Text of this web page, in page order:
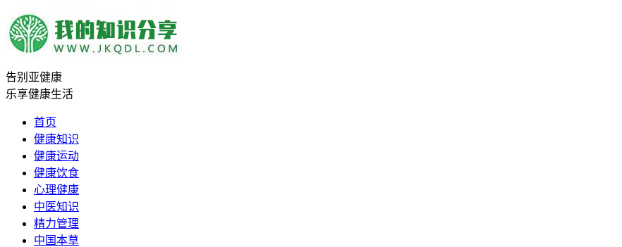
告别亚健康
乐享健康生活
首页
健康知识
健康运动
健康饮食
心理健康
中医知识
精力管理
中国本草